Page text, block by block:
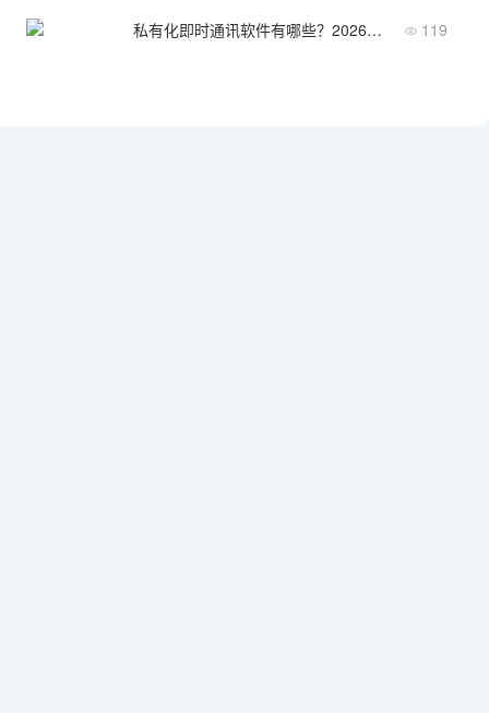
私有化即时通讯软件有哪些？2026年8款主流方案横向对比 119